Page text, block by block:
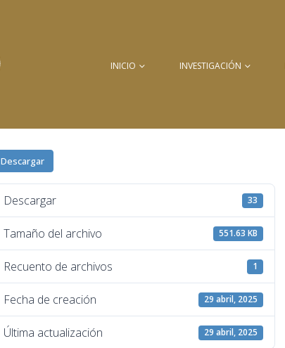
INICIO INVESTIGACIÓN
Descargar
Descargar 33
Tamaño del archivo 551.63 KB
Recuento de archivos 1
Fecha de creación 29 abril, 2025
Última actualización 29 abril, 2025